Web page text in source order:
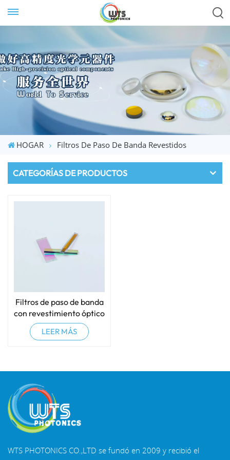
HOGAR Filtros De Paso De Banda Revestidos
CATEGORÍAS DE PRODUCTOS
Filtros de paso de banda
con revestimiento óptico
LEER MÁS
WTS PHOTONICS CO.,LTD se fundó en 2009 y recibió el